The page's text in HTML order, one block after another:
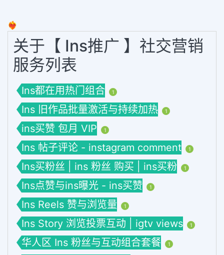
❤️‍🔥
关于【 Ins推广 】社交营销
服务列表
Ins都在用热门组合 1
Ins 旧作品批量激活与持续加热 1
ins买赞 包月 VIP 1
Ins 帖子评论 - instagram comment 1
Ins买粉丝 | ins 粉丝 购买 | ins买粉 1
Ins点赞与ins曝光 - ins买赞 1
Ins Reels 赞与浏览量 1
Ins Story 浏览投票互动 | igtv views 1
华人区 Ins 粉丝与互动组合套餐 1